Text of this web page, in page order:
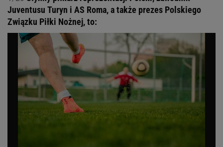
Juventusu Turyn i AS Roma, a także prezes Polskiego
Związku Piłki Nożnej, to: